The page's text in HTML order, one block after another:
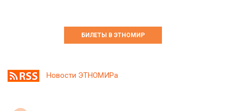
БИЛЕТЫ В ЭТНОМИР
Новости ЭТНОМИРа